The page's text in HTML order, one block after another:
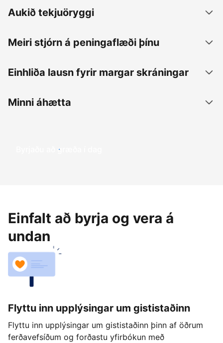
Aukið tekjuöryggi
Meiri stjórn á peningaflæði þínu
Einhliða lausn fyrir margar skráningar
Minni áhætta
Byrjaðu að græða í dag
Einfalt að byrja og vera á
undan
Flyttu inn upplýsingar um gististaðinn
Flyttu inn upplýsingar um gististaðinn þinn af öðrum
ferðavefsíðum og forðastu yfirbókun með